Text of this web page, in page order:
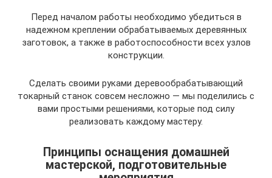
Перед началом работы необходимо убедиться в
надежном креплении обрабатываемых деревянных
заготовок, а также в работоспособности всех узлов
конструкции.
Сделать своими руками деревообрабатывающий
токарный станок совсем несложно — мы поделились с
вами простыми решениями, которые под силу
реализовать каждому мастеру.
Принципы оснащения домашней
мастерской, подготовительные